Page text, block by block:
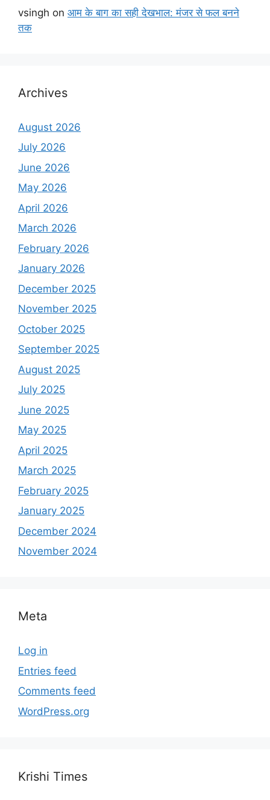
vsingh on आम के बाग का सही देखभाल: मंजर से फल बनने
तक
Archives
August 2026
July 2026
June 2026
May 2026
April 2026
March 2026
February 2026
January 2026
December 2025
November 2025
October 2025
September 2025
August 2025
July 2025
June 2025
May 2025
April 2025
March 2025
February 2025
January 2025
December 2024
November 2024
Meta
Log in
Entries feed
Comments feed
WordPress.org
Krishi Times